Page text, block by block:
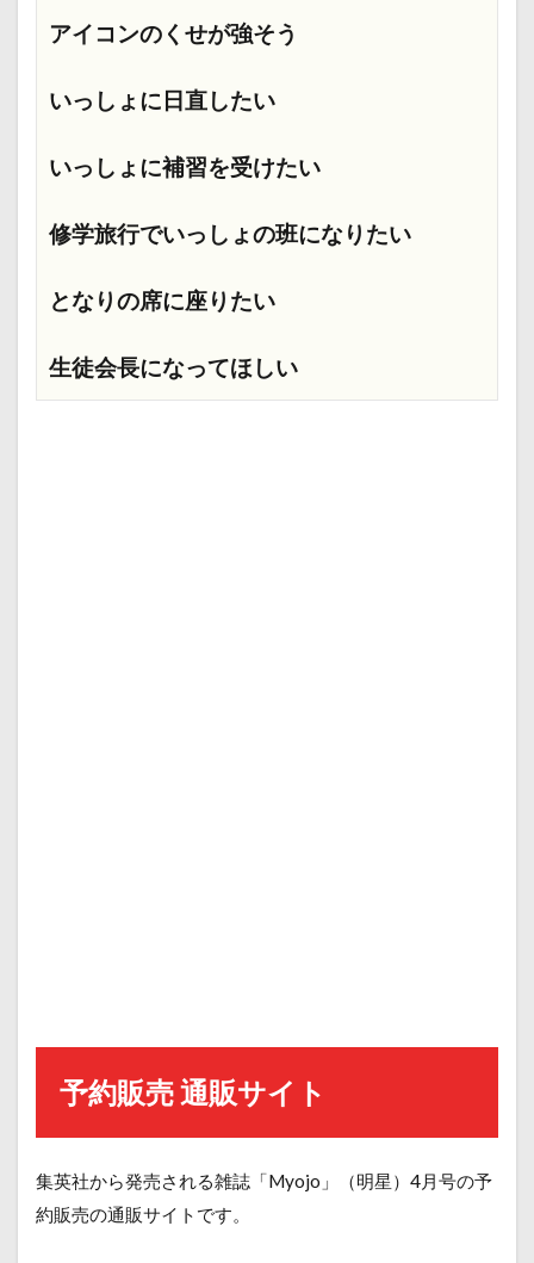
アイコンのくせが強そう
いっしょに日直したい
いっしょに補習を受けたい
修学旅行でいっしょの班になりたい
となりの席に座りたい
生徒会長になってほしい
予約販売 通販サイト
集英社から発売される雑誌「Myojo」（明星）4月号の予
約販売の通販サイトです。